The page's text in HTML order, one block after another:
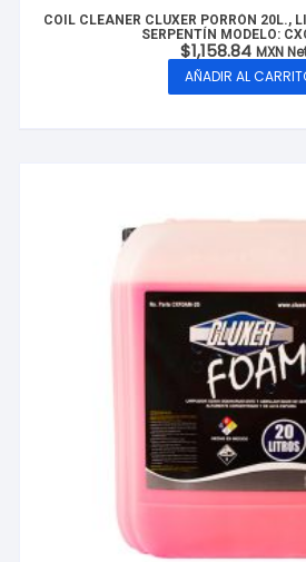
COIL CLEANER CLUXER PORRÓN 20L.,
SERPENTÍN MODELO:
$1,158.84 MXN
AÑADIR AL